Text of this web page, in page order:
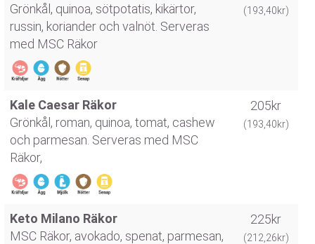
Grönkål, quinoa, sötpotatis, kikärtor,
russin, koriander och valnöt. Serveras
med MSC Räkor
(193,40kr)
Kale Caesar Räkor
Grönkål, roman, quinoa, tomat, cashew
och parmesan. Serveras med MSC
Räkor,
205kr
(193,40kr)
Keto Milano Räkor
MSC Räkor, avokado, spenat, parmesan,
225kr
(212,26kr)